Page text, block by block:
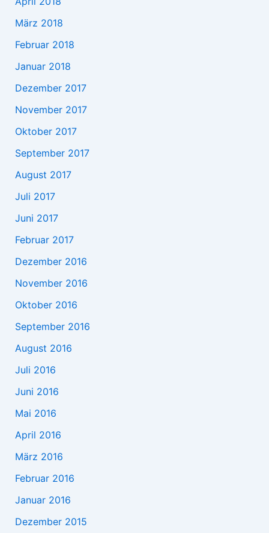
März 2018
Februar 2018
Januar 2018
Dezember 2017
November 2017
Oktober 2017
September 2017
August 2017
Juli 2017
Juni 2017
Februar 2017
Dezember 2016
November 2016
Oktober 2016
September 2016
August 2016
Juli 2016
Juni 2016
Mai 2016
April 2016
März 2016
Februar 2016
Januar 2016
Dezember 2015